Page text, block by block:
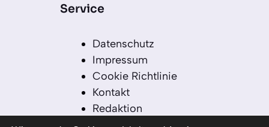
Service
Datenschutz
Impressum
Cookie Richtlinie
Kontakt
Redaktion